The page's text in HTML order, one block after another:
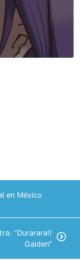
en México
“Durarara!!
Gaiden”